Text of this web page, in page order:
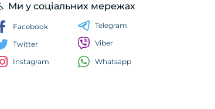
Ми у соціальних мережах
Facebook
Twitter
Instagram
Telegram
Viber
Whatsapp